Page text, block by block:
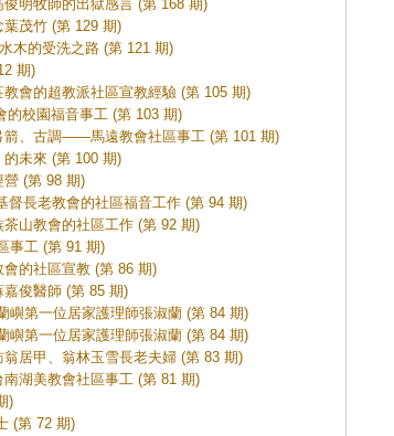
明牧師的出獄感言 (第 168 期)
茂竹 (第 129 期)
木的受洗之路 (第 121 期)
期)
會的超教派社區宣教經驗 (第 105 期)
的校園福音事工 (第 103 期)
箭、古調——馬遠教會社區事工 (第 101 期)
的未來 (第 100 期)
營 (第 98 期)
督長老教會的社區福音工作 (第 94 期)
山教會的社區工作 (第 92 期)
事工 (第 91 期)
的社區宣教 (第 86 期)
俊醫師 (第 85 期)
嶼第一位居家護理師張淑蘭 (第 84 期)
嶼第一位居家護理師張淑蘭 (第 84 期)
居甲、翁林玉雪長老夫婦 (第 83 期)
湖美教會社區事工 (第 81 期)
)
(第 72 期)